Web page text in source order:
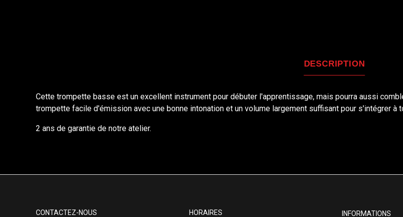
DESCRIPTION
Cette trompette basse est un excellent instrument pour débuter l'apprentissage, mais pourra aussi
trompette facile d'émission avec une bonne intonation et un volume largement suffisant pour s'intégrer
2 ans de garantie de notre atelier.
CONTACTEZ-NOUS HORAIRES INFORMATIONS